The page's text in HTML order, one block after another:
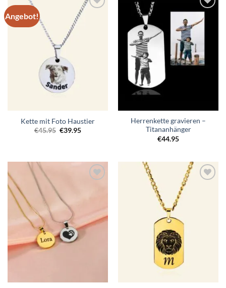
Angebot!
Wunschliste
hinzufügen
Kette mit Foto Haustier
€45.95 Ursprünglicher
€39.95Aktueller
Wunschliste
hinzufügen
Herrenkette gravieren –
Titananhänger
€44.95
Wunschliste